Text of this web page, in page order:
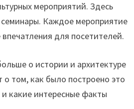
мероприятий. Здесь
семинары. Каждое мероприятие
для посетителей.
о истории и архитектуре
о том, как было построено это
какие интересные факты